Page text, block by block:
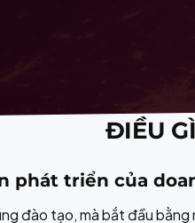
ĐIỀU
phát triển của
đào tạo, mà bắt đầu